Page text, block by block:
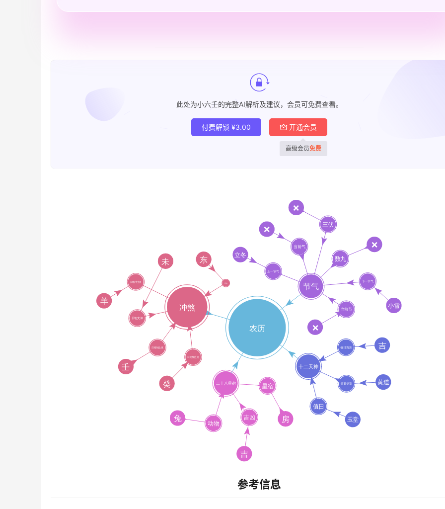
此处为小六壬的完整AI解析及建议，会员可免费查看。
付费解锁 ¥3.00 开通会员
高级会员免费
参考信息